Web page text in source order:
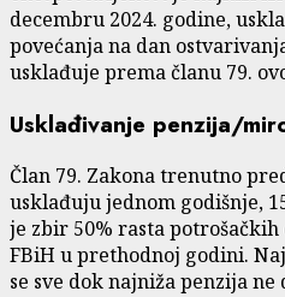
decembru 2024. godine,
povećanja na dan
usklađuje prema članu 79.
Usklađivanje penzija/
Član 79. Zakona trenutno
usklađuju jednom godišnje,
je zbir 50% rasta potrošačkih
FBiH u prethodnoj godini.
se sve dok najniža penzija